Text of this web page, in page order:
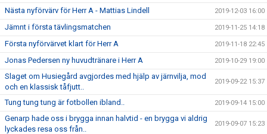
Nästa nyförvärv för Herr A - Mattias Lindell 2019-12-03 16:00
Jämnt i första tävlingsmatchen 2019-11-25 14:18
Första nyförvärvet klart för Herr A 2019-11-18 22:45
Jonas Pedersen ny huvudtränare i Herr A 2019-10-29 19:00
Slaget om Husiegård avgjordes med hjälp av järnvilja, mod
och en klassisk tåfjutt..
2019-09-22 15:37
Tung tung tung är fotbollen ibland.. 2019-09-14 15:00
Genarp hade oss i brygga innan halvtid - en brygga vi aldrig
lyckades resa oss från..
2019-09-07 15:23